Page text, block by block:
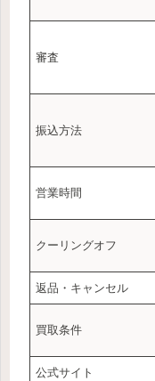
審査
振込方法
営業時間
クーリングオフ
返品・キャンセル
買取条件
公式サイト